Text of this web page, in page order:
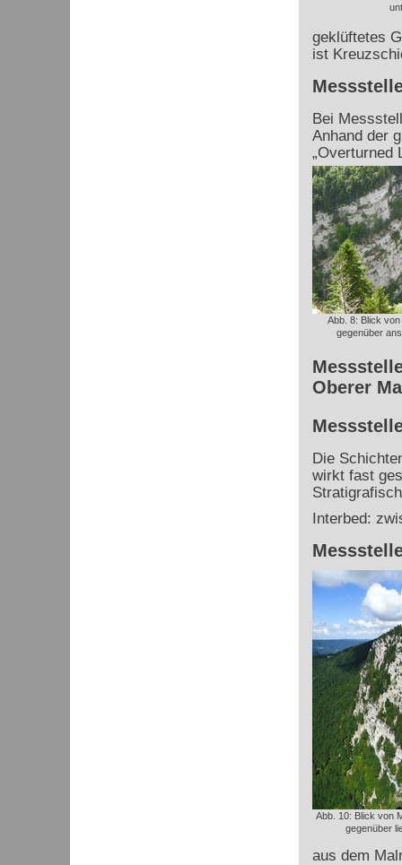
geklüftetes
ist
Bei
Anhand der
„Overturned
Abb. 8: Blick
gegenüber
Oberer
Die
wirkt fast
Interbed:
Abb. 10: Blick von
gegenüber
aus dem